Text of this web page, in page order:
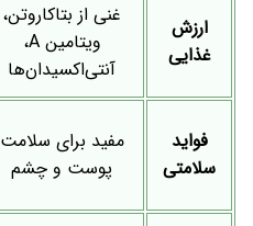
ارزش
غذایی
غنی از بتاکاروتن،
ویتامین A،
آنتی‌اکسیدان‌ها
فواید
سلامتی
مفید برای سلامت
پوست و چشم